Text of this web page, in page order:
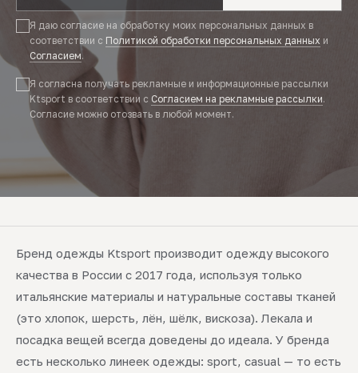
Я даю согласие на обработку моих персональных данных в
соответствии с Политикой обработки персональных данных и
Согласием.
Я согласна получать рекламные и информационные рассылки
Ktsport в соответствии с Согласием на рекламные рассылки.
Согласие можно отозвать в любой момент.
Бренд одежды Ktsport производит одежду высокого
качества в России с 2017 года, используя только
итальянские материалы и натуральные составы тканей
(это хлопок, шерсть, лён, шёлк, вискоза). Лекала и
посадка вещей всегда доведены до идеала. У бренда
есть несколько линеек одежды: sport, casual — то есть